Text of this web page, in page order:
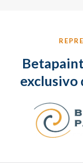
exclusivo